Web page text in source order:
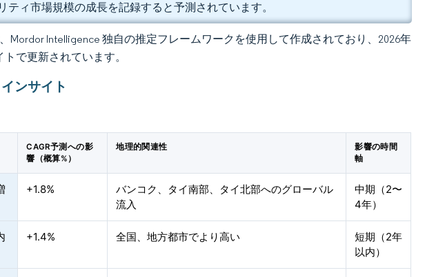
ティ市場規模の成長を記録すると予測されています。
Intelligence 独自の推定フレームワークを使用して作成されており、2026年
で更新されています。
ンサイト
CAGR予測への影
響（概算%）
地理的関連性
影響の時間
軸
+1.8%
バンコク、タイ南部、タイ北部へのグローバル
流入
中期（2〜
4年）
+1.4% 全国、地方都市でより高い
短期（2年
以内）